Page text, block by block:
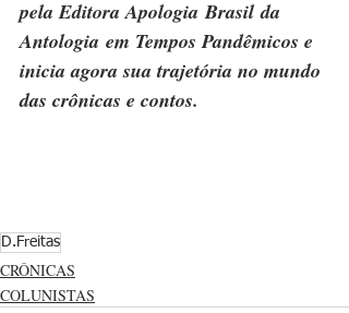
pela Editora Apologia Brasil da
Antologia em Tempos Pandêmicos e
inicia agora sua trajetória no mundo
das crônicas e contos.
D.Freitas
CRÔNICAS
COLUNISTAS